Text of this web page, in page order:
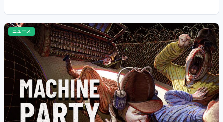
ニュース